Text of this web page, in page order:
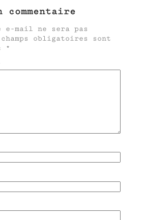
e-mail ne sera pas
champs obligatoires sont
*